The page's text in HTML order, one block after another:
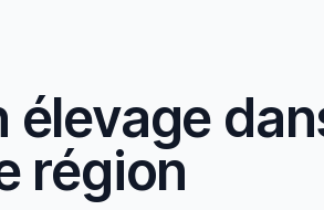
élevage
région